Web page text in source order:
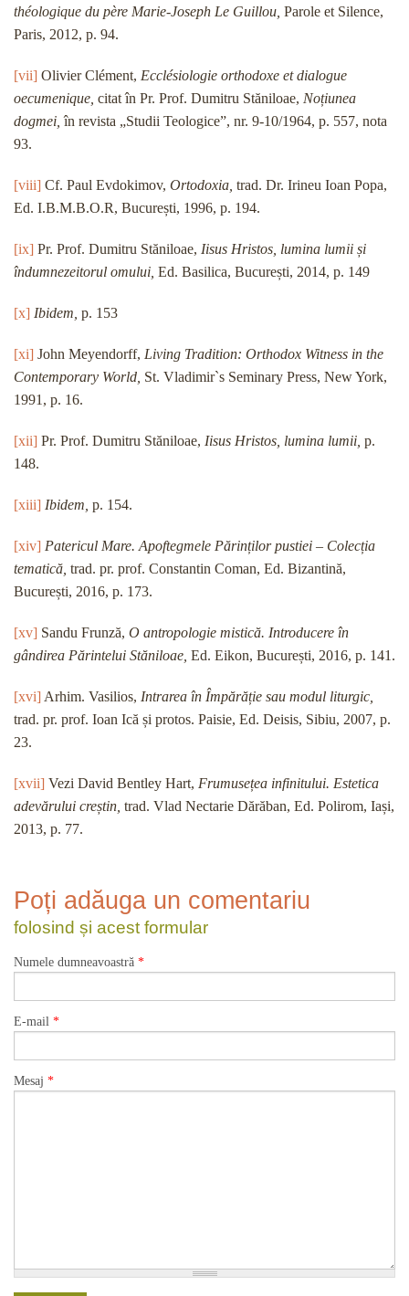
théologique du père Marie-Joseph Le Guillou, Parole et Silence,
Paris, 2012, p. 94.
[vii] Olivier Clément, Ecclésiologie orthodoxe et dialogue
oecumenique, citat în Pr. Prof. Dumitru Stăniloae, Noțiunea
dogmei,în revista „Studii Teologice”, nr. 9-10/1964, p. 557, nota
93.
[viii] Cf. Paul Evdokimov, Ortodoxia, trad. Dr. Irineu Ioan Popa,
Ed. I.B.M.B.O.R, București, 1996, p. 194.
[ix] Pr. Prof. Dumitru Stăniloae, Iisus Hristos, lumina lumii și
îndumnezeitorul omului, Ed. Basilica, București, 2014, p. 149
[x] Ibidem, p. 153
[xi] John Meyendorff, Living Tradition: Orthodox Witness in the
Contemporary World, St. Vladimir`s Seminary Press, New York,
1991, p. 16.
[xii] Pr. Prof. Dumitru Stăniloae, Iisus Hristos, lumina lumii, p.
148.
[xiii] Ibidem, p. 154.
[xiv] Patericul Mare. Apoftegmele Părinților pustiei – Colecția
tematică, trad. pr. prof. Constantin Coman, Ed. Bizantină,
București, 2016, p. 173.
[xv] Sandu Frunză, O antropologie mistică. Introducere în
gândirea Părintelui Stăniloae, Ed. Eikon, București, 2016, p. 141.
[xvi] Arhim. Vasilios, Intrarea în Împărăție sau modul liturgic,
trad. pr. prof. Ioan Ică și protos. Paisie, Ed. Deisis, Sibiu, 2007, p.
23.
[xvii] Vezi David Bentley Hart, Frumusețea infinitului. Estetica
adevărului creștin, trad. Vlad Nectarie Dărăban, Ed. Polirom, Iași,
2013, p. 77.
Poți adăuga un comentariu
folosind și acest formular
Numele dumneavoastră *
E-mail *
Mesaj *